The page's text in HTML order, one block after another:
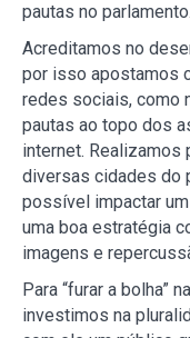
pautas no parlamento.
Acreditamos no
por isso apostamos
redes sociais, como
pautas ao topo dos
internet.
diversas cidades do
possível impactar
uma boa estratégia
imagens e
Para “furar a bolha”
investimos na